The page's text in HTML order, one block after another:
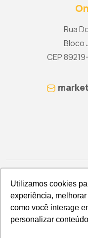
Utilizamos cookies
experiência,
como você interage
personalizar
Utilizamos cookies
experiência,
como você interage
personalizar
Rua
Bloco
CEP